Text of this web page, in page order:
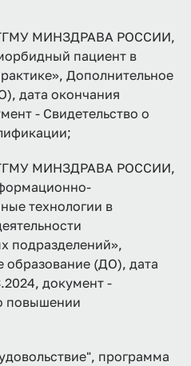
МИНЗДРАВА РОССИИ,
пациент в
Дополнительное
дата окончания
- Свидетельство о
МИНЗДРАВА РОССИИ,
технологии в
подразделений»,
образование (ДО), дата
документ -
повышении
программа